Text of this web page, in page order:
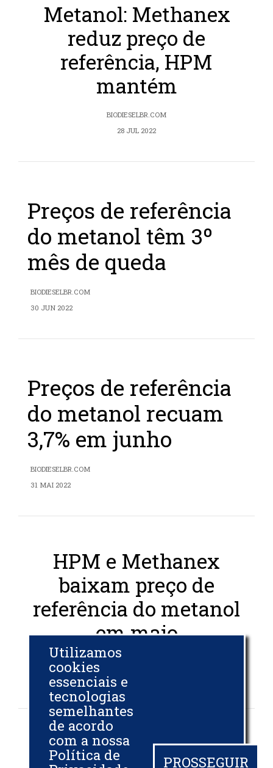
Metanol: Methanex
reduz preço de
referência, HPM
mantém
BIODIESELBR.COM
28 JUL 2022
Preços de referência
do metanol têm 3º
mês de queda
BIODIESELBR.COM
30 JUN 2022
Preços de referência
do metanol recuam
3,7% em junho
BIODIESELBR.COM
31 MAI 2022
HPM e Methanex
baixam preço de
referência do metanol
em maio
02 MAI 2022
Metanol encerra
Utilizamos
cookies
essenciais e
tecnologias
semelhantes
de acordo
com a nossa
Política de
PROSSEGUIR